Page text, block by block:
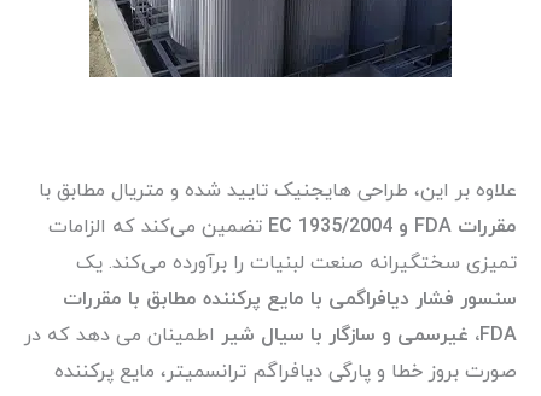
علاوه بر این، طراحی هایجنیک تایید شده و متریال مطابق با
مقررات FDA و EC 1935/2004
تضمین می‌کند که الزامات
تمیزی سختگیرانه صنعت لبنیات را برآورده می‌کند. یک
سنسور فشار دیافراگمی با مایع پرکننده مطابق با مقررات
FDA، غیرسمی و سازگار با سیال شیر
اطمینان می دهد که در
صورت بروز خطا و پارگی دیافراگم ترانسمیتر، مایع پرکننده